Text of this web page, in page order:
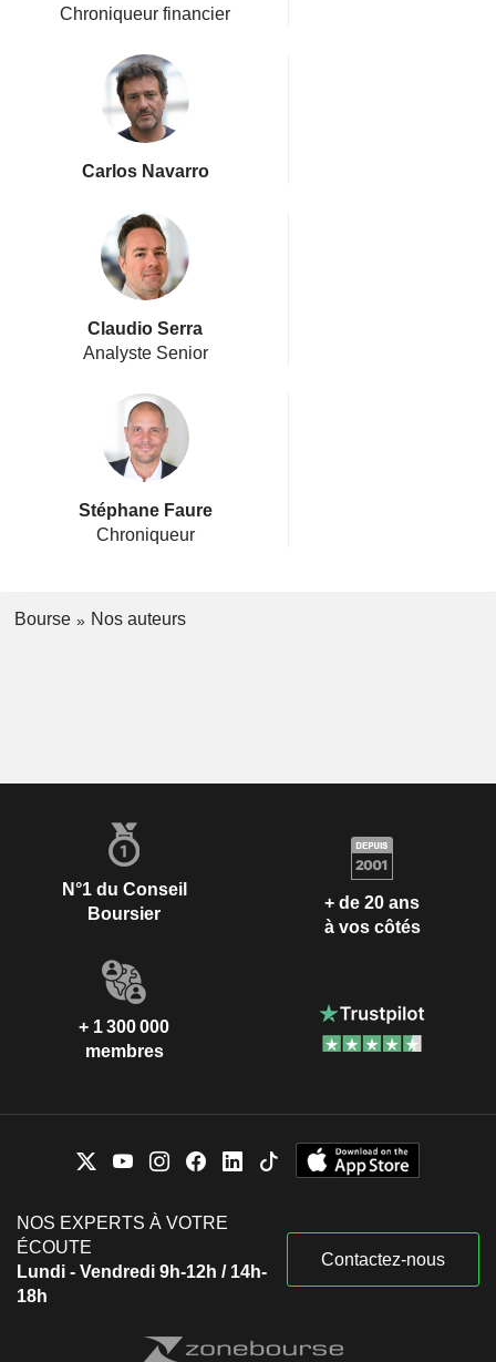
Chroniqueur financier
Carlos Navarro
Claudio Serra
Analyste Senior
Stéphane Faure
Chroniqueur
Bourse Nos auteurs
N°1 du Conseil
Boursier
+ de 20 ans
à vos côtés
+ 1 300 000
membres
NOS EXPERTS À VOTRE
ÉCOUTE
Lundi - Vendredi 9h-12h / 14h-
18h
Contactez-nous